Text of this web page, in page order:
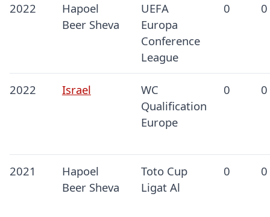
2022
Hapoel
Beer Sheva
UEFA
Europa
Conference
League
0 0
2022 Israel
WC
Qualification
Europe
0 0
2021
Hapoel
Beer Sheva
Toto Cup
Ligat Al
0 0